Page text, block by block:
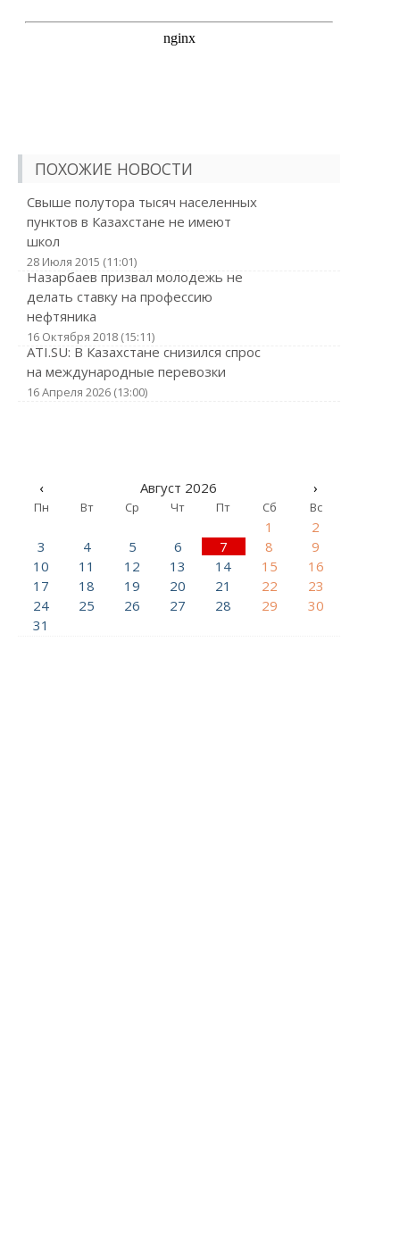
ПОХОЖИЕ НОВОСТИ
Свыше полутора тысяч населенных
пунктов в Казахстане не имеют
школ
28 Июля 2015 (11:01)
Назарбаев призвал молодежь не
делать ставку на профессию
нефтяника
16 Октября 2018 (15:11)
ATI.SU: В Казахстане снизился спрос
на международные перевозки
16 Апреля 2026 (13:00)
‹ Август 2026 ›
Пн Вт Ср Чт Пт Сб Вс
1
2
3
4 5 6 7 8
9
10
11 12 13 14 15
16
17
18 19 20 21 22
23
24
25 26 27 28 29
30
31